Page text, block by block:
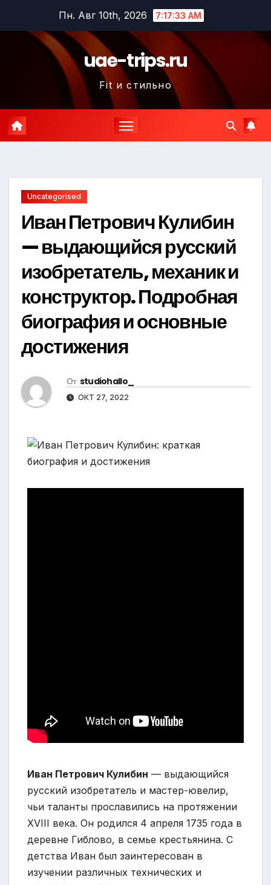
содержимому
Пн. Авг 10th, 2026 7:17:34 AM
uae-trips.ru
Fit и стильно
Uncategorised
Иван Петрович Кулибин
— выдающийся русский
изобретатель, механик и
конструктор. Подробная
биография и основные
достижения
От studiohallo_
ОКТ 27, 2022
Иван Петрович Кулибин — выдающийся
русский изобретатель и мастер-ювелир,
чьи таланты прославились на протяжении
XVIII века. Он родился 4 апреля 1735 года в
деревне Гиблово, в семье крестьянина. С
детства Иван был заинтересован в
изучении различных технических и